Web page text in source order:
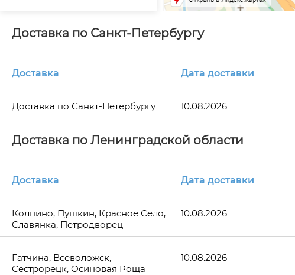
Доставка по Санкт-Петербургу
Доставка Дата доставки
Доставка по Санкт-Петербургу 10.08.2026
Доставка по Ленинградской области
Доставка Дата доставки
Колпино, Пушкин, Красное Село,
Славянка, Петродворец
10.08.2026
Гатчина, Всеволожск,
Сестрорецк, Осиновая Роща
10.08.2026